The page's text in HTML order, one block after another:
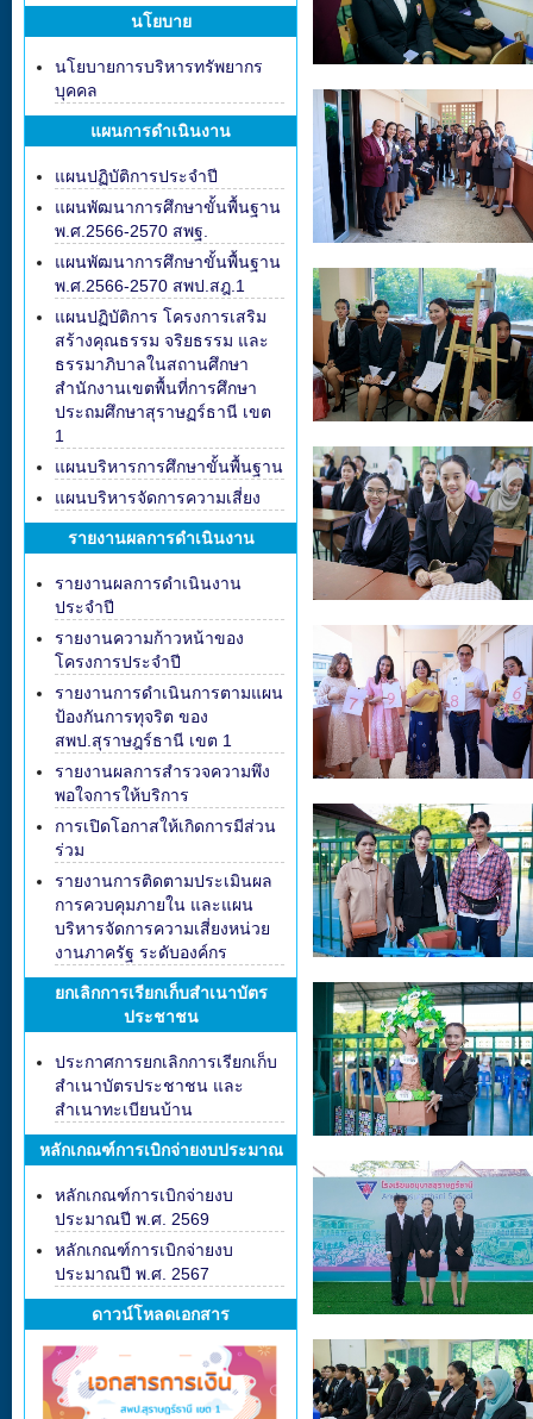
นโยบาย
นโยบายการบริหารทรัพยากร
บุคคล
แผนการดำเนินงาน
แผนปฏิบัติการประจำปี
แผนพัฒนาการศึกษาขั้นพื้นฐาน
พ.ศ.2566-2570 สพฐ.
แผนพัฒนาการศึกษาขั้นพื้นฐาน
พ.ศ.2566-2570 สพป.สฎ.1
แผนปฏิบัติการ โครงการเสริม
สร้างคุณธรรม จริยธรรม และ
ธรรมาภิบาลในสถานศึกษา
สำนักงานเขตพื้นที่การศึกษา
ประถมศึกษาสุราษฏร์ธานี เขต
1
แผนบริหารการศึกษาขั้นพื้นฐาน
แผนบริหารจัดการความเสี่ยง
รายงานผลการดำเนินงาน
รายงานผลการดำเนินงาน
ประจำปี
รายงานความก้าวหน้าของ
โครงการประจำปี
รายงานการดำเนินการตามแผน
ป้องกันการทุจริต ของ
สพป.สุราษฎร์ธานี เขต 1
รายงานผลการสำรวจความพึง
พอใจการให้บริการ
การเปิดโอกาสให้เกิดการมีส่วน
ร่วม
รายงานการติดตามประเมินผล
การควบคุมภายใน และแผน
บริหารจัดการความเสี่ยงหน่วย
งานภาครัฐ ระดับองค์กร
ยกเลิกการเรียกเก็บสำเนาบัตร
ประชาชน
ประกาศการยกเลิกการเรียกเก็บ
สำเนาบัตรประชาชน และ
สำเนาทะเบียนบ้าน
หลักเกณฑ์การเบิกจ่ายงบประมาณ
หลักเกณฑ์การเบิกจ่ายงบ
ประมาณปี พ.ศ. 2569
หลักเกณฑ์การเบิกจ่ายงบ
ประมาณปี พ.ศ. 2567
ดาวน์โหลดเอกสาร